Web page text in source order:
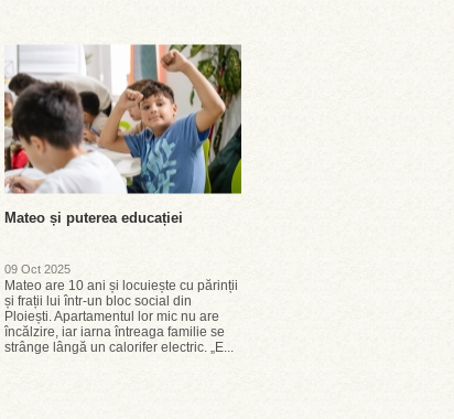
Mateo și puterea educației
09 Oct 2025
Mateo are 10 ani și locuiește cu părinții
și frații lui într-un bloc social din
Ploiești. Apartamentul lor mic nu are
încălzire, iar iarna întreaga familie se
strânge lângă un calorifer electric. „E...